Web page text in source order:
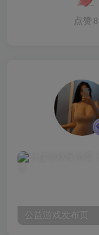
点赞 8
公益游戏发布页